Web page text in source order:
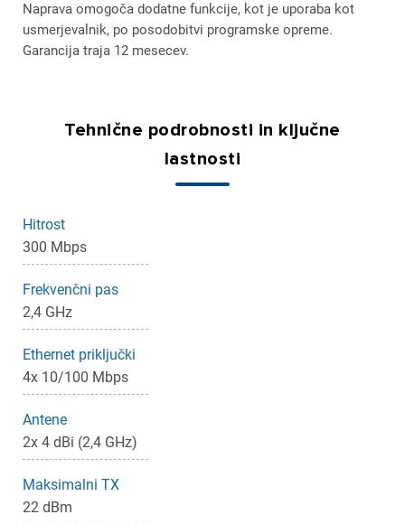
Naprava omogoča dodatne funkcije, kot je uporaba kot
usmerjevalnik, po posodobitvi programske opreme.
Garancija traja 12 mesecev.
Tehnične podrobnosti in ključne
lastnosti
Hitrost
300 Mbps
Frekvenčni pas
2,4 GHz
Ethernet priključki
4x 10/100 Mbps
Antene
2x 4 dBi (2,4 GHz)
Maksimalni TX
22 dBm
Prijava
Za dodajanje na seznam želja morate biti prijavljeni.
Prekliči